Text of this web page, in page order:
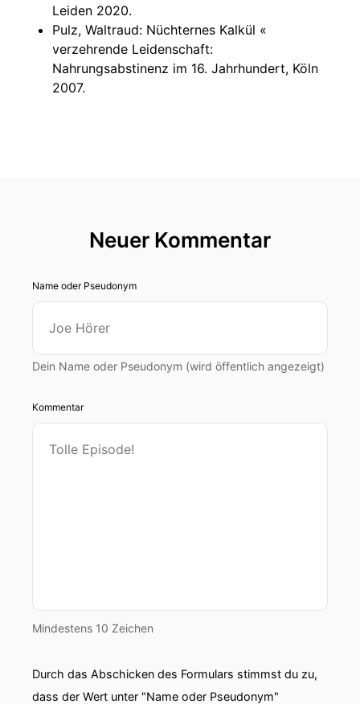
Leiden 2020.
Pulz, Waltraud: Nüchternes Kalkül «
verzehrende Leidenschaft:
Nahrungsabstinenz im 16. Jahrhundert, Köln
2007.
Neuer Kommentar
Name oder Pseudonym
Dein Name oder Pseudonym (wird öffentlich angezeigt)
Kommentar
Mindestens 10 Zeichen
Durch das Abschicken des Formulars stimmst du zu,
dass der Wert unter "Name oder Pseudonym"